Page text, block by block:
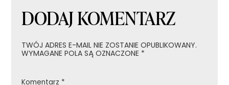
DODAJ KOMENTARZ
TWÓJ ADRES E-MAIL NIE ZOSTANIE OPUBLIKOWANY.
WYMAGANE POLA SĄ OZNACZONE *
Komentarz *